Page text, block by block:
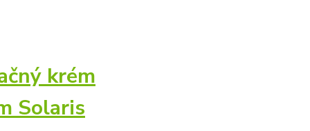
krém
Solaris